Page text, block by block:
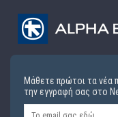
Μάθετε πρώτοι τα νέα
την εγγραφή σας στο